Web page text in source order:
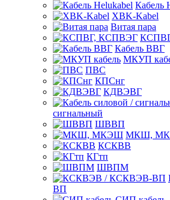
Кабель
XBK-Kabel
Витая пара
Кабель ВВГ
МКУП
ПВС
КПСнг
КДВЭВГ
сигнальный
ШВВП
МКШ,
КСКВВ
КГтп
ШВПМ
ВП